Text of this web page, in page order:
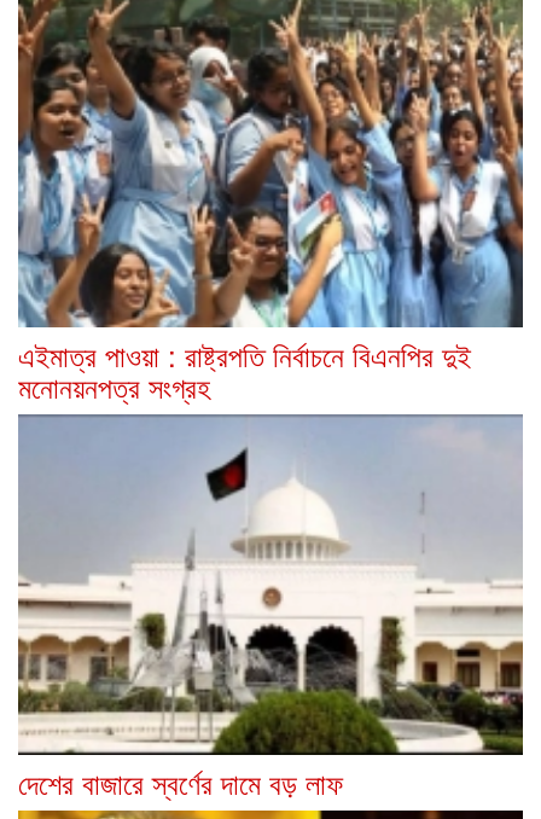
এইমাত্র পাওয়া : রাষ্ট্রপতি নির্বাচনে বিএনপির দুই
মনোনয়নপত্র সংগ্রহ
দেশের বাজারে স্বর্ণের দামে বড় লাফ